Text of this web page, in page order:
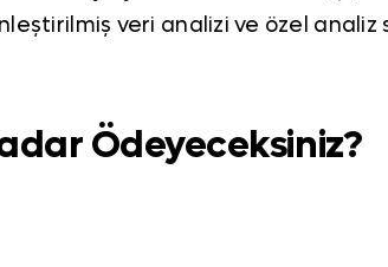
veri analizi ve özel
Ödeyeceksiniz?